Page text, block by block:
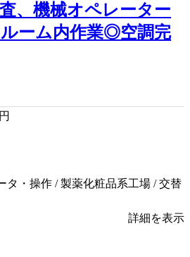
、機械オペレーター
ーム内作業◎空調完
円
タ・操作 / 製薬化粧品系工場 / 交替
詳細を表示